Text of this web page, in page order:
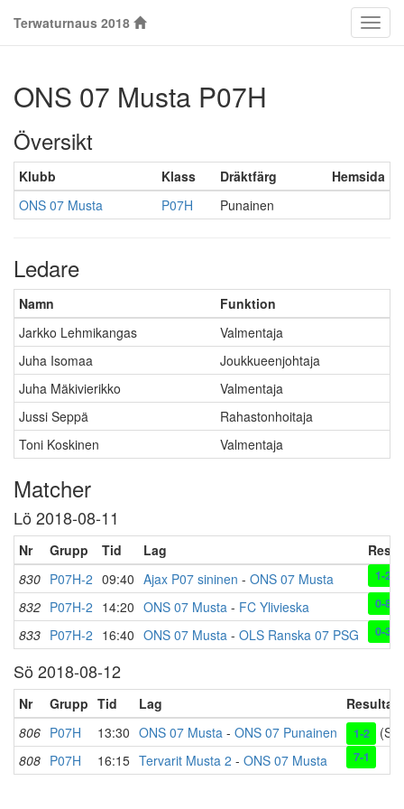
Terwaturnaus 2018
ONS 07 Musta P07H
Översikt
Klubb Klass Dräktfärg
Hemsida
ONS 07 Musta
P07H Punainen
Ledare
Namn
Funktion
Jarkko Lehmikangas
Valmentaja
Juha Isomaa
Joukkueenjohtaja
Juha Mäkivierikko
Valmentaja
Jussi Seppä
Rahastonhoitaja
Toni Koskinen
Valmentaja
Matcher
Lö 2018-08-11
Nr Grupp Tid Lag
830 P07H-2 09:40 Ajax P07 sininen - ONS 07 Musta 1-2
832 P07H-2 14:20 ONS 07 Musta - FC Ylivieska 0-8
833 P07H-2 16:40 ONS 07 Musta - OLS Ranska 07 PSG 0-3
Sö 2018-08-12
Nr Grupp Tid Lag
Resultat
806 P07H 13:30 ONS 07 Musta - ONS 07 Punainen 1-2
808 P07H 16:15 Tervarit Musta 2 - ONS 07 Musta 7-1